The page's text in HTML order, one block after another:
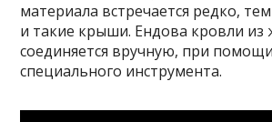
материала встречается редко,
и такие крыши. Ендова кровли из
соединяется вручную, при
специального инструмента.